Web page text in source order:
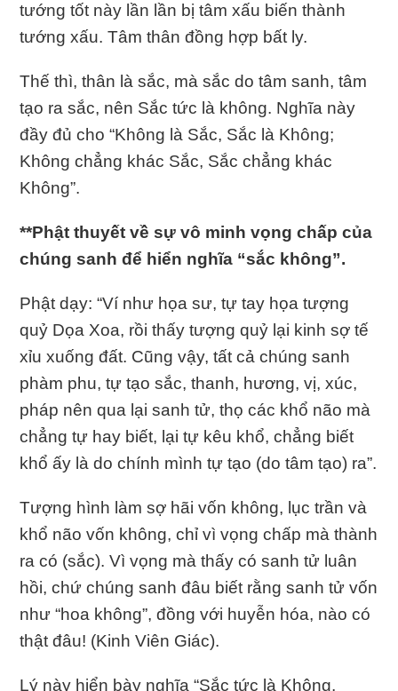
tướng tốt này lần lần bị tâm xấu biến thành
tướng xấu. Tâm thân đồng hợp bất ly.
Thế thì, thân là sắc, mà sắc do tâm sanh, tâm
tạo ra sắc, nên Sắc tức là không. Nghĩa này
đầy đủ cho “Không là Sắc, Sắc là Không;
Không chẳng khác Sắc, Sắc chẳng khác
Không”.
**Phật thuyết về sự vô minh vọng chấp của
chúng sanh để hiển nghĩa “sắc không”.
Phật dạy: “Ví như họa sư, tự tay họa tượng
quỷ Dọa Xoa, rồi thấy tượng quỷ lại kinh sợ tế
xỉu xuống đất. Cũng vậy, tất cả chúng sanh
phàm phu, tự tạo sắc, thanh, hương, vị, xúc,
pháp nên qua lại sanh tử, thọ các khổ não mà
chẳng tự hay biết, lại tự kêu khổ, chẳng biết
khổ ấy là do chính mình tự tạo (do tâm tạo) ra”.
Tượng hình làm sợ hãi vốn không, lục trần và
khổ não vốn không, chỉ vì vọng chấp mà thành
ra có (sắc). Vì vọng mà thấy có sanh tử luân
hồi, chứ chúng sanh đâu biết rằng sanh tử vốn
như “hoa không”, đồng với huyễn hóa, nào có
thật đâu! (Kinh Viên Giác).
Lý này hiển bày nghĩa “Sắc tức là Không,